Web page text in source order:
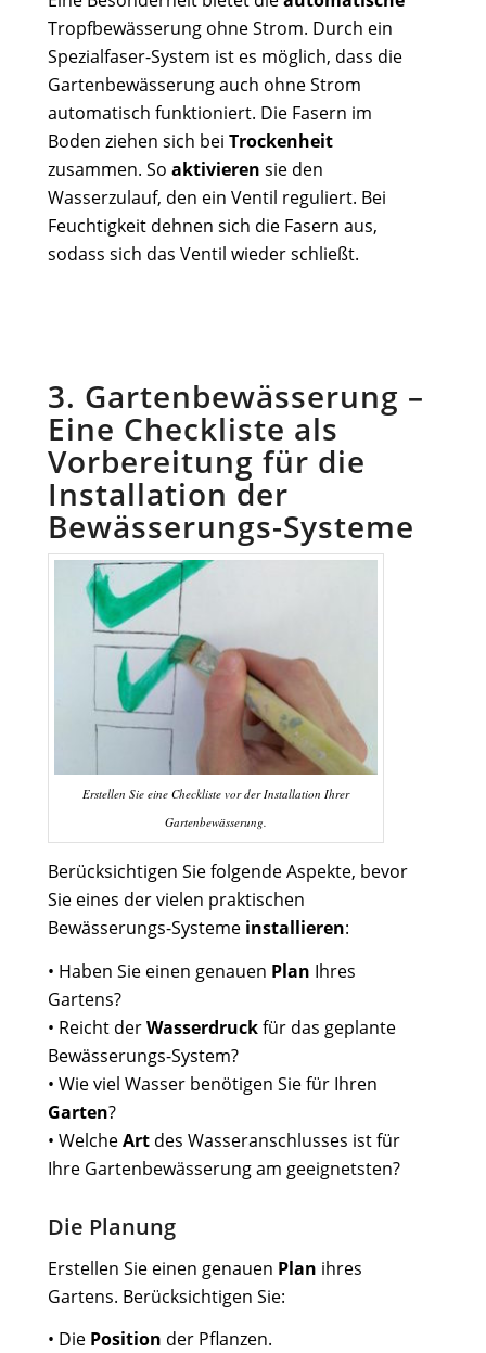
Tropfbewässerung ohne Strom. Durch ein
Spezialfaser-System ist es möglich, dass die
Gartenbewässerung auch ohne Strom
automatisch funktioniert. Die Fasern im
Boden ziehen sich bei Trockenheit
zusammen. So aktivieren sie den
Wasserzulauf, den ein Ventil reguliert. Bei
Feuchtigkeit dehnen sich die Fasern aus,
sodass sich das Ventil wieder schließt.
3. Gartenbewässerung –
Eine Checkliste als
Vorbereitung für die
Installation der
Bewässerungs-Systeme
Erstellen Sie eine Checkliste vor der Installation Ihrer
Gartenbewässerung.
Berücksichtigen Sie folgende Aspekte, bevor
Sie eines der vielen praktischen
Bewässerungs-Systeme installieren:
• Haben Sie einen genauen Plan Ihres
Gartens?
• Reicht derWasserdruckfür das geplante
Bewässerungs-System?
• Wie viel Wasser benötigen Sie für Ihren
Garten?
• WelcheArtdes Wasseranschlusses ist für
Ihre Gartenbewässerung am geeignetsten?
Die Planung
Erstellen Sie einen genauen Plan ihres
Gartens. Berücksichtigen Sie:
• Die Position der Pflanzen.